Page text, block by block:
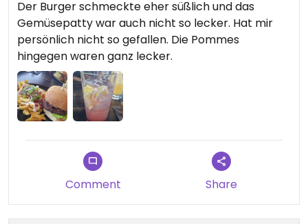
Der Burger schmeckte eher süßlich und das
Gemüsepatty war auch nicht so lecker. Hat mir
persönlich nicht so gefallen. Die Pommes
hingegen waren ganz lecker.
Comment Share